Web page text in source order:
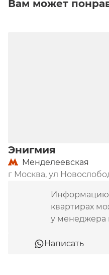
Квартиры элит-класса
и лаунж-зонами,
машино-мест,
бесшумные лифты.
Вам может
Энигмия
Менделеевская
г Москва, ул
Информацию
квартирах
у менеджера
Написать